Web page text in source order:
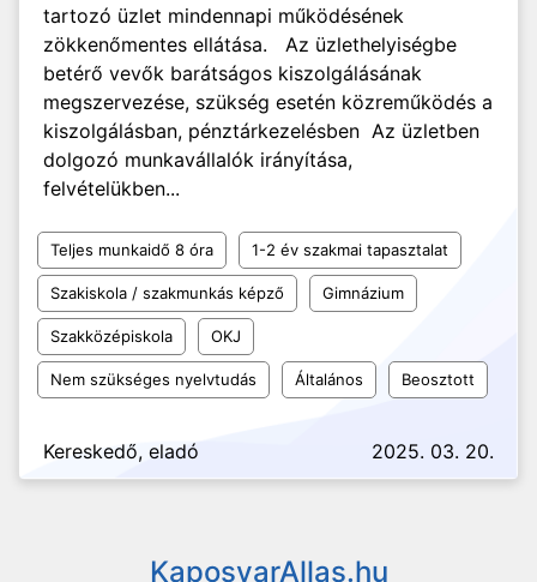
tartozó üzlet mindennapi működésének
zökkenőmentes ellátása. Az üzlethelyiségbe
betérő vevők barátságos kiszolgálásának
megszervezése, szükség esetén közreműködés a
kiszolgálásban, pénztárkezelésben Az üzletben
dolgozó munkavállalók irányítása,
felvételükben...
Teljes munkaidő 8 óra 1-2 év szakmai tapasztalat
Szakiskola / szakmunkás képző Gimnázium
Szakközépiskola OKJ
Nem szükséges nyelvtudás Általános Beosztott
Kereskedő, eladó 2025. 03. 20.
KaposvarAllas.hu